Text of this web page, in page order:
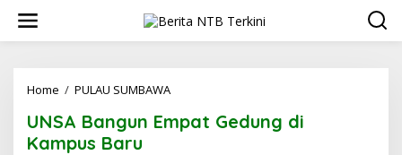
w
Home / PULAU SUMBAWA
S
UNSA Bangun Empat Gedung di
Kampus Baru